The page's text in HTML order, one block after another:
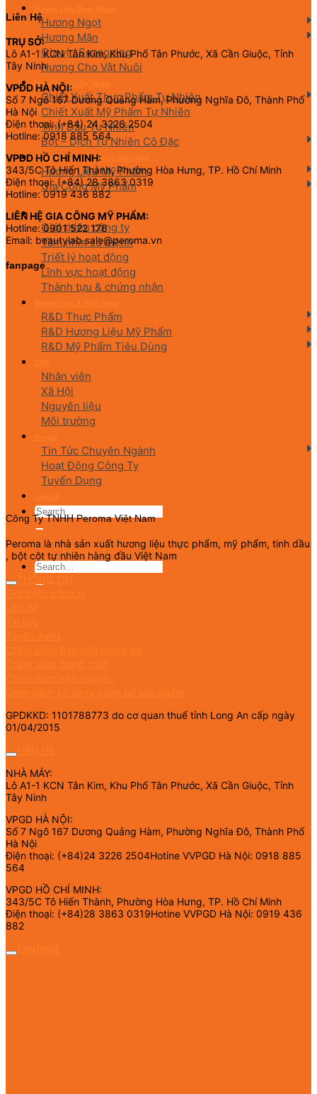
Hương Ngọt
Hương Mặn
Gia vị / Seasoning
Hương Cho Vật Nuôi
Nguyên Liệu Tự Nhiên
Chiết Xuất Thực Phẩm Tự Nhiên
Chiết Xuất Mỹ Phẩm Tự Nhiên
Tinh Dầu Tự Nhiên
Bột – Dịch Tự Nhiên Cô Đặc
Hương Liệu Mỹ Phẩm & Gia Công
Hương Liệu Mỹ Phẩm
Gia Công Mỹ Phẩm
Về chúng tôi
Giới thiệu công ty
Tầm nhìn sứ mệnh
Triết lý hoạt động
Lĩnh vực hoạt động
Thành tựu & chứng nhận
R&D Thực Phẩm
R&D Hương Liệu Mỹ Phẩm
R&D Mỹ Phẩm Tiêu Dùng
Nhân viên
Xã Hội
Nguyên liệu
Môi trường
Tin Tức Chuyên Ngành
Hoạt Động Công Ty
Tuyển Dụng
English
Liên Hệ
TRỤ SỞ:
Lô A1-1 KCN Tân Kim, Khu Phố Tân Phước, Xã Cần Giuộc, Tỉnh
Tây Ninh
VPĐD HÀ NỘI:
Số 7 Ngõ 167 Dương Quảng Hàm, Phường Nghĩa Đô, Thành Phố
Hà Nội
Điện thoại: (+84) 24 3226 2504
Hotline: 0918 885 564
VPĐD HỒ CHÍ MINH:
343/5C Tô Hiến Thành, Phường Hòa Hưng, TP. Hồ Chí Minh
Điện thoại: (+84) 28 3863 0319
Hotline: 0919 436 882
LIÊN HỆ GIA CÔNG MỸ PHẨM:
Hotline: 0901 522 176
Email: beautylab.sale@peroma.vn
fanpage
Công Ty TNHH Peroma Việt Nam
Peroma là nhà sản xuất hương liệu thực phẩm, mỹ phẩm, tinh dầu
, bột cột tự nhiên hàng đầu Việt Nam
GPDKKD: 1101788773 do cơ quan thuế tỉnh Long An cấp ngày
01/04/2015
NHÀ MÁY:
Lô A1-1 KCN Tân Kim, Khu Phố Tân Phước, Xã Cần Giuộc, Tỉnh
Tây Ninh
VPGD HÀ NỘI:
Số 7 Ngõ 167 Dương Quảng Hàm, Phường Nghĩa Đô, Thành Phố
Hà Nội
Điện thoại: (+84)24 3226 2504Hotine VVPGD Hà Nội: 0918 885
564
VPGD HỒ CHÍ MINH:
343/5C Tô Hiến Thành, Phường Hòa Hưng, TP. Hồ Chí Minh
Điện thoại: (+84)28 3863 0319Hotine VVPGD Hà Nội: 0919 436
882